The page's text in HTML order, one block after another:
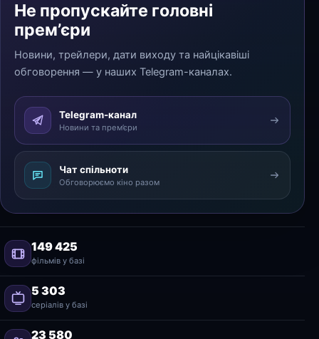
Не пропускайте головні
прем’єри
Новини, трейлери, дати виходу та найцікавіші
обговорення — у наших Telegram-каналах.
Telegram-канал
Новини та прем’єри
Чат спільноти
Обговорюємо кіно разом
149 425
фільмів у базі
5 303
серіалів у базі
23 580